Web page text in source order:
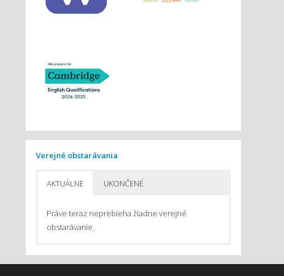
Verejné obstarávania
AKTUÁLNE UKONČENÉ
Práve teraz neprebieha žiadne verejné
obstarávanie.